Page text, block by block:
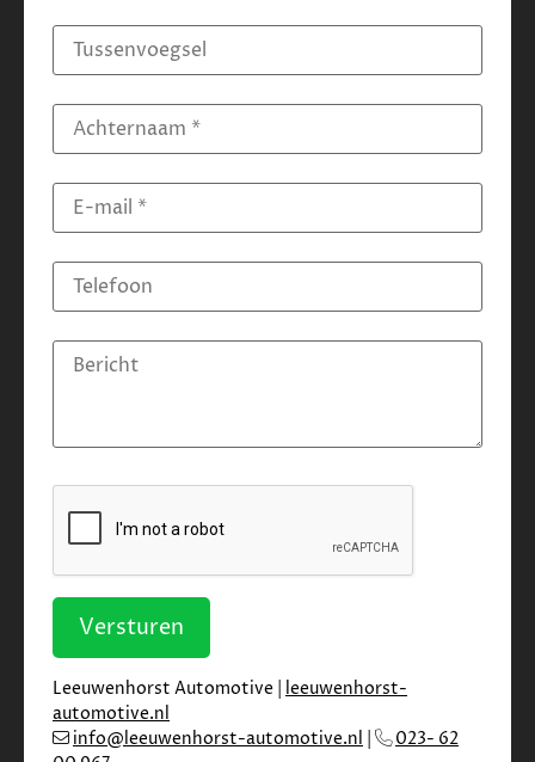
Versturen
Leeuwenhorst Automotive | leeuwenhorst-
automotive.nl
info@leeuwenhorst-automotive.nl
023- 62